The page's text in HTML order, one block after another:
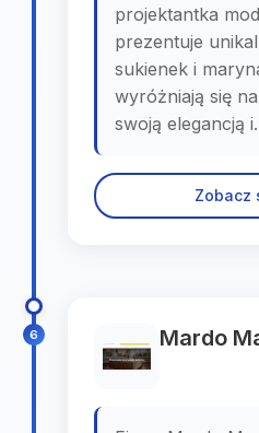
projektantka
prezentuje
sukienek i
wyróżniają się
swoją elegancją
Zobacz
6 Mardo